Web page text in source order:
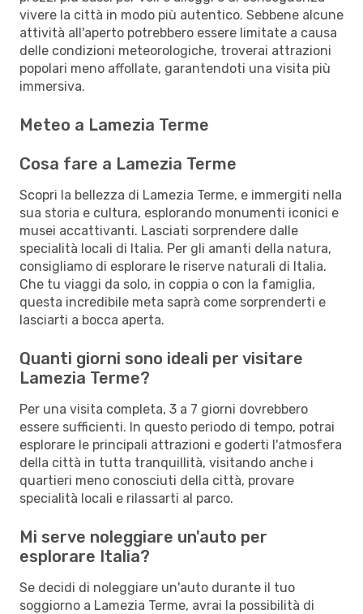
vivere la città in modo più autentico. Sebbene alcune
attività all'aperto potrebbero essere limitate a causa
delle condizioni meteorologiche, troverai attrazioni
popolari meno affollate, garantendoti una visita più
immersiva.
Meteo a Lamezia Terme
Cosa fare a Lamezia Terme
Scopri la bellezza di Lamezia Terme, e immergiti nella
sua storia e cultura, esplorando monumenti iconici e
musei accattivanti. Lasciati sorprendere dalle
specialità locali di Italia. Per gli amanti della natura,
consigliamo di esplorare le riserve naturali di Italia.
Che tu viaggi da solo, in coppia o con la famiglia,
questa incredibile meta saprà come sorprenderti e
lasciarti a bocca aperta.
Quanti giorni sono ideali per visitare
Lamezia Terme?
Per una visita completa, 3 a 7 giorni dovrebbero
essere sufficienti. In questo periodo di tempo, potrai
esplorare le principali attrazioni e goderti l'atmosfera
della città in tutta tranquillità, visitando anche i
quartieri meno conosciuti della città, provare
specialità locali e rilassarti al parco.
Mi serve noleggiare un'auto per
esplorare Italia?
Se decidi di noleggiare un'auto durante il tuo
soggiorno a Lamezia Terme, avrai la possibilità di